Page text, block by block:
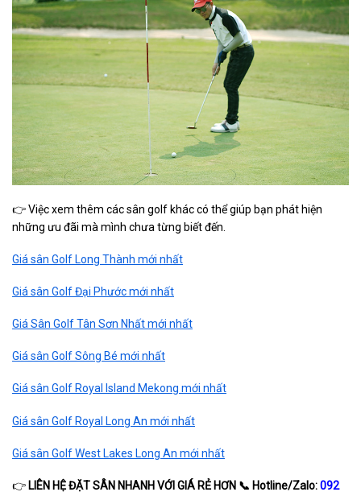
👉 Việc xem thêm các sân golf khác có thể giúp bạn phát hiện
những ưu đãi mà mình chưa từng biết đến.
Giá sân Golf Long Thành mới nhất
Giá sân Golf Đại Phước mới nhất
Giá Sân Golf Tân Sơn Nhất mới nhất
Giá sân Golf Sông Bé mới nhất
Giá sân Golf Royal Island Mekong mới nhất
Giá sân Golf Royal Long An mới nhất
Giá sân Golf West Lakes Long An mới nhất
👉 LIÊN HỆ ĐẶT SÂN NHANH VỚI GIÁ RẺ HƠN 📞 Hotline/Zalo:092